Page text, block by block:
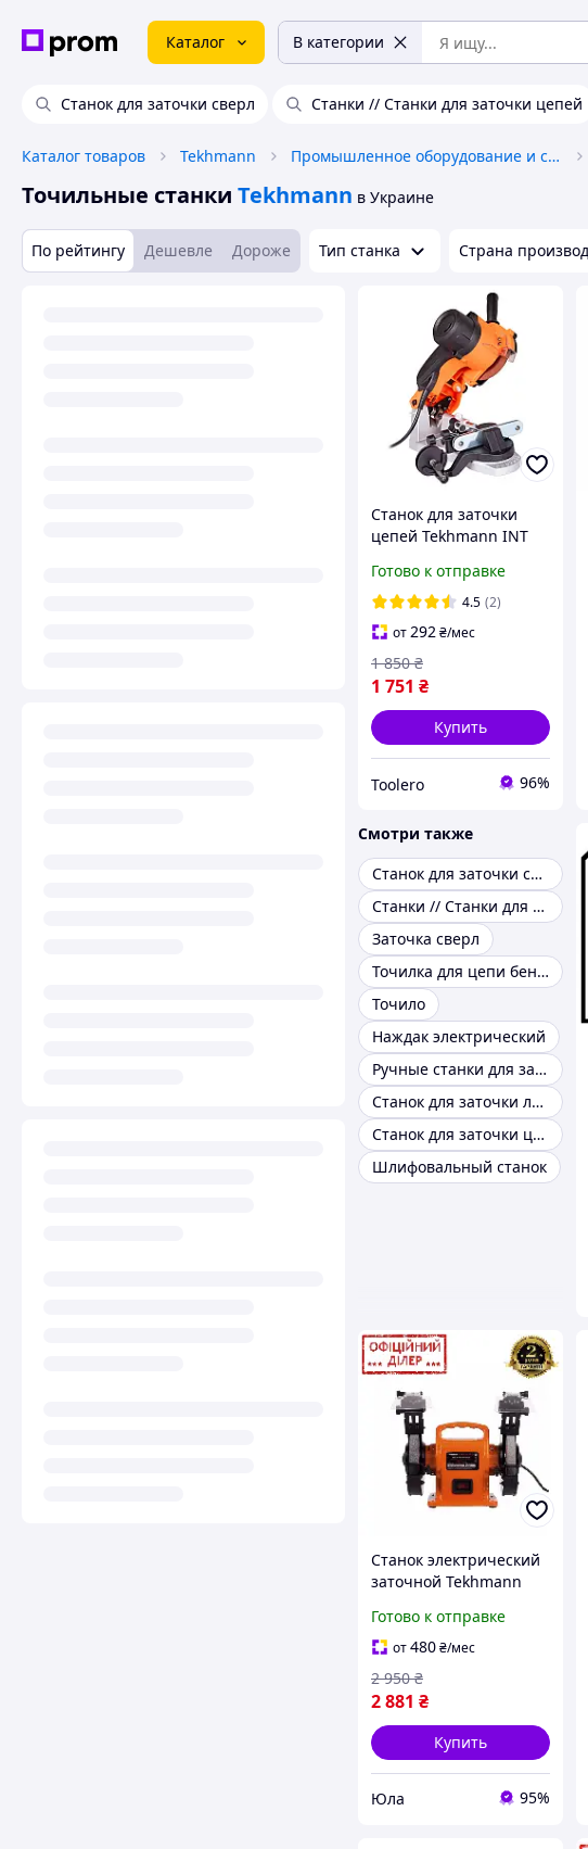
Каталог В категории
Станок для заточки сверл Станки // Станки для заточки цепей
Каталог товаров Tekhmann Промышленное оборудование и станки
Точильные станки Tekhmann в Украине
По рейтингу Дешевле Дороже Тип станка Страна
Станок для заточки
цепей Tekhmann INT
Готово к отправке
4.5 (2)
от292₴/мес
1 751 ₴
1 850 ₴
Купить
Toolero 96%
Смотри также
Станок для заточки сверл
Станки // Станки для заточки цепей
Заточка сверл
Точилка для цепи бензопилы
Точило
Наждак электрический
Ручные станки для заточки цепей
Станок для заточки ланцюга
Станок для заточки цепей бензопил
Шлифовальный станок
Станок электрический
заточной Tekhmann
150 мм)
Готово к отправке
от480₴/мес
2 881 ₴
2 950 ₴
Купить
Юла 95%